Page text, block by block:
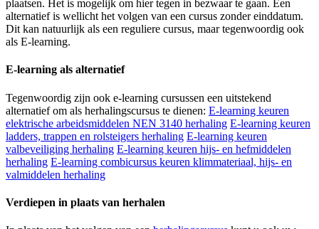
plaatsen. Het is mogelijk om hier tegen in bezwaar te gaan. Een
alternatief is wellicht het volgen van een cursus zonder einddatum.
Dit kan natuurlijk als een reguliere cursus, maar tegenwoordig ook
als E-learning.
E-learning als alternatief
Tegenwoordig zijn ook e-learning cursussen een uitstekend
alternatief om als herhalingscursus te dienen: E-learning keuren
elektrische arbeidsmiddelen NEN 3140 herhaling E-learning keuren
ladders, trappen en rolsteigers herhaling E-learning keuren
valbeveiliging herhaling E-learning keuren hijs- en hefmiddelen
herhaling E-learning combicursus keuren klimmateriaal, hijs- en
valmiddelen herhaling
Verdiepen in plaats van herhalen